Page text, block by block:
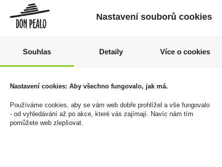
Jameson Black Barrel
589 Kč
Cena za:1 ks
Zapalovač Clipper
Fluid Forms
Nastavení souborů cookies
Souhlas Detaily Více o cookies
Nastavení cookies: Aby všechno fungovalo, jak má.
Používáme cookies, aby se vám web dobře prohlížel a vše fungovalo
- od vyhledávání až po akce, které vás zajímají. Navíc nám tím
pomůžete web zlepšovat.